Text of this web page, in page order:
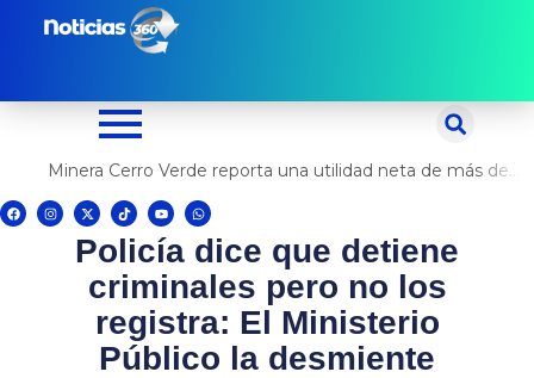
Minera Cerro Verde reporta una utilidad neta de más de US$ 500 millones
F
a
c
I
n
s
X
-
t
w
i
t
e
T
i
k
k
Y
o
u
t
u
b
e
W
h
a
t
s
p
p
Policía dice que detiene
criminales pero no los
registra: El Ministerio
Público la desmiente